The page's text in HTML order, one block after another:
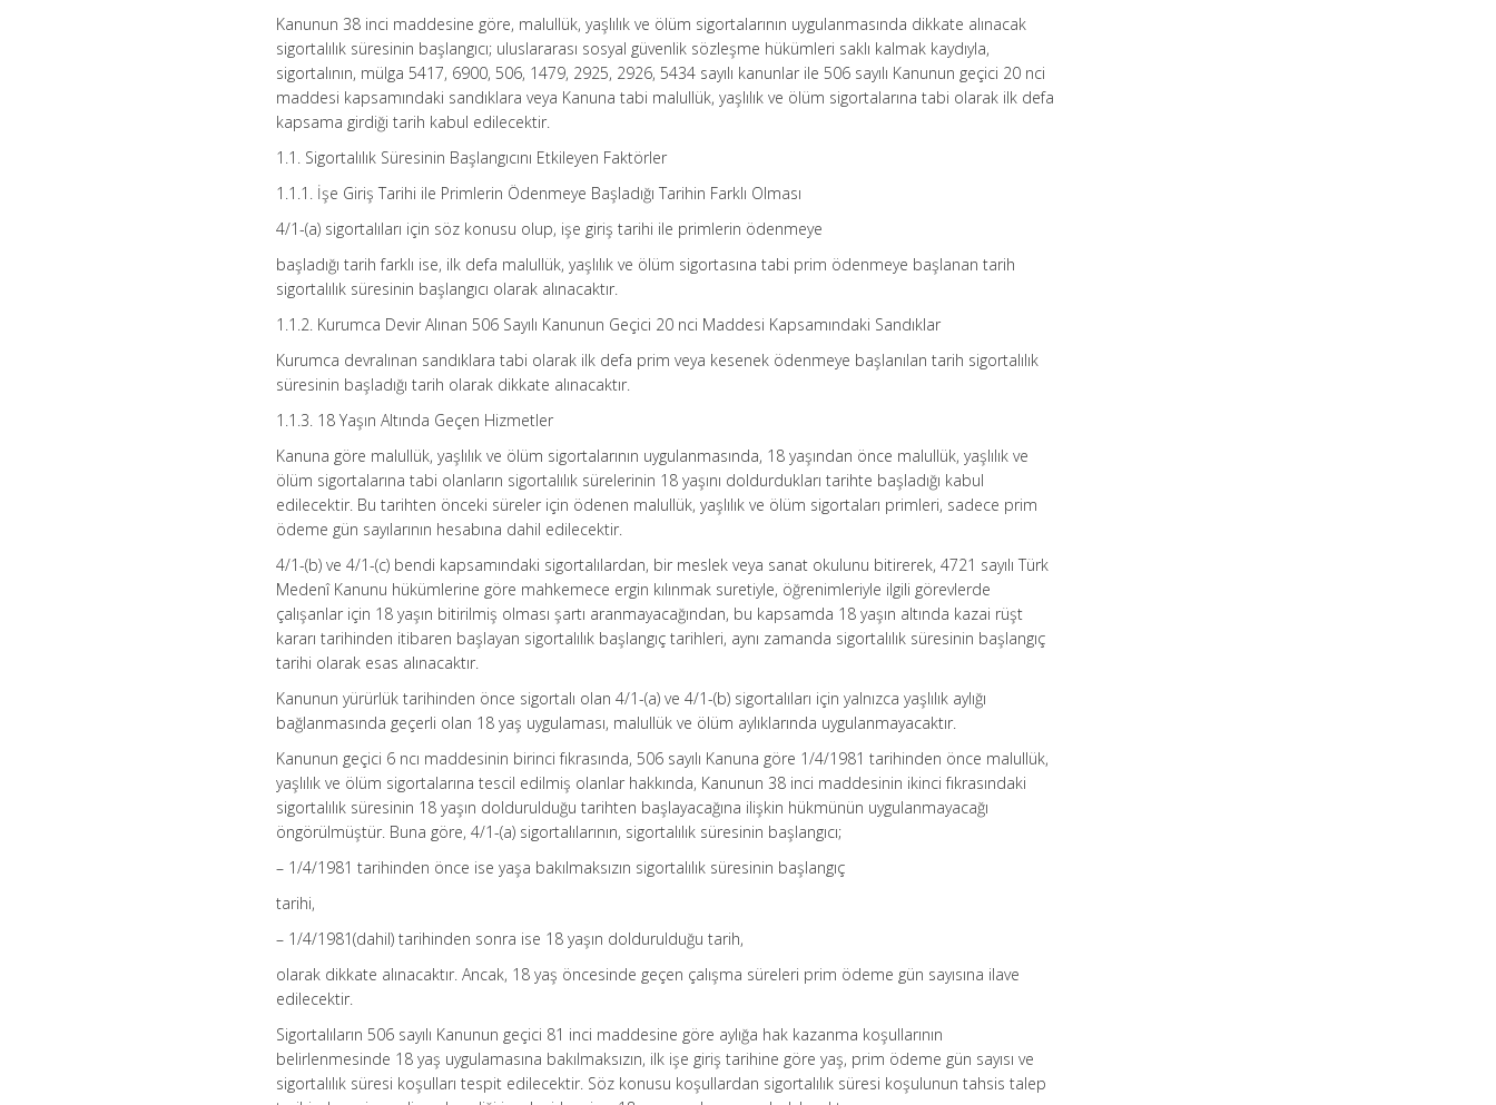
Kanunun 38 inci maddesine göre, malullük, yaşlılık ve ölüm sigortalarının uygulanmasında dikkate alınacak
sigortalılık süresinin başlangıcı; uluslararası sosyal güvenlik sözleşme hükümleri saklı kalmak kaydıyla,
sigortalının, mülga 5417, 6900, 506, 1479, 2925, 2926, 5434 sayılı kanunlar ile 506 sayılı Kanunun geçici 20 nci
maddesi kapsamındaki sandıklara veya Kanuna tabi malullük, yaşlılık ve ölüm sigortalarına tabi olarak ilk defa
kapsama girdiği tarih kabul edilecektir.
1.1. Sigortalılık Süresinin Başlangıcını Etkileyen Faktörler
1.1.1. İşe Giriş Tarihi ile Primlerin Ödenmeye Başladığı Tarihin Farklı Olması
4/1-(a) sigortalıları için söz konusu olup, işe giriş tarihi ile primlerin ödenmeye
başladığı tarih farklı ise, ilk defa malullük, yaşlılık ve ölüm sigortasına tabi prim ödenmeye başlanan tarih
sigortalılık süresinin başlangıcı olarak alınacaktır.
1.1.2. Kurumca Devir Alınan 506 Sayılı Kanunun Geçici 20 nci Maddesi Kapsamındaki Sandıklar
Kurumca devralınan sandıklara tabi olarak ilk defa prim veya kesenek ödenmeye başlanılan tarih sigortalılık
süresinin başladığı tarih olarak dikkate alınacaktır.
1.1.3. 18 Yaşın Altında Geçen Hizmetler
Kanuna göre malullük, yaşlılık ve ölüm sigortalarının uygulanmasında, 18 yaşından önce malullük, yaşlılık ve
ölüm sigortalarına tabi olanların sigortalılık sürelerinin 18 yaşını doldurdukları tarihte başladığı kabul
edilecektir. Bu tarihten önceki süreler için ödenen malullük, yaşlılık ve ölüm sigortaları primleri, sadece prim
ödeme gün sayılarının hesabına dahil edilecektir.
4/1-(b) ve 4/1-(c) bendi kapsamındaki sigortalılardan, bir meslek veya sanat okulunu bitirerek, 4721 sayılı Türk
Medenî Kanunu hükümlerine göre mahkemece ergin kılınmak suretiyle, öğrenimleriyle ilgili görevlerde
çalışanlar için 18 yaşın bitirilmiş olması şartı aranmayacağından, bu kapsamda 18 yaşın altında kazai rüşt
kararı tarihinden itibaren başlayan sigortalılık başlangıç tarihleri, aynı zamanda sigortalılık süresinin başlangıç
tarihi olarak esas alınacaktır.
Kanunun yürürlük tarihinden önce sigortalı olan 4/1-(a) ve 4/1-(b) sigortalıları için yalnızca yaşlılık aylığı
bağlanmasında geçerli olan 18 yaş uygulaması, malullük ve ölüm aylıklarında uygulanmayacaktır.
Kanunun geçici 6 ncı maddesinin birinci fıkrasında, 506 sayılı Kanuna göre 1/4/1981 tarihinden önce malullük,
yaşlılık ve ölüm sigortalarına tescil edilmiş olanlar hakkında, Kanunun 38 inci maddesinin ikinci fıkrasındaki
sigortalılık süresinin 18 yaşın doldurulduğu tarihten başlayacağına ilişkin hükmünün uygulanmayacağı
öngörülmüştür. Buna göre, 4/1-(a) sigortalılarının, sigortalılık süresinin başlangıcı;
– 1/4/1981 tarihinden önce ise yaşa bakılmaksızın sigortalılık süresinin başlangıç
tarihi,
– 1/4/1981(dahil) tarihinden sonra ise 18 yaşın doldurulduğu tarih,
olarak dikkate alınacaktır. Ancak, 18 yaş öncesinde geçen çalışma süreleri prim ödeme gün sayısına ilave
edilecektir.
Sigortalıların 506 sayılı Kanunun geçici 81 inci maddesine göre aylığa hak kazanma koşullarının
belirlenmesinde 18 yaş uygulamasına bakılmaksızın, ilk işe giriş tarihine göre yaş, prim ödeme gün sayısı ve
sigortalılık süresi koşulları tespit edilecektir. Söz konusu koşullardan sigortalılık süresi koşulunun tahsis talep